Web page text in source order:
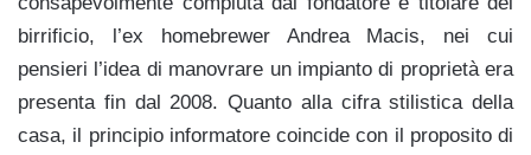
birrificio, l’ex homebrewer Andrea Macis, nei cui
pensieri l’idea di manovrare un impianto di proprietà era
presenta fin dal 2008. Quanto alla cifra stilistica della
casa, il principio informatore coincide con il proposito di